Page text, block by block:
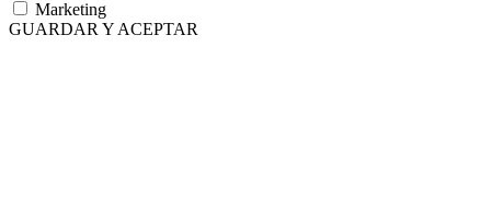
Marketing
GUARDAR Y ACEPTAR